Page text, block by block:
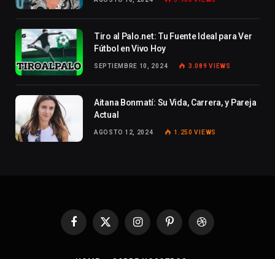
Tiro al Palo.net: Tu Fuente Ideal para Ver
Fútbol en Vivo Hoy
SEPTIEMBRE 10, 2024 3.089VIEWS
Aitana Bonmatí: Su Vida, Carrera, y Pareja
Actual
AGOSTO 12, 2024 1.250VIEWS
Facebook
X
InstagramPinterestDribbble